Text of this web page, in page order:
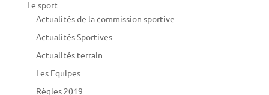
Le sport
Actualités de la commission sportive
Actualités Sportives
Actualités terrain
Les Equipes
Règles 2019